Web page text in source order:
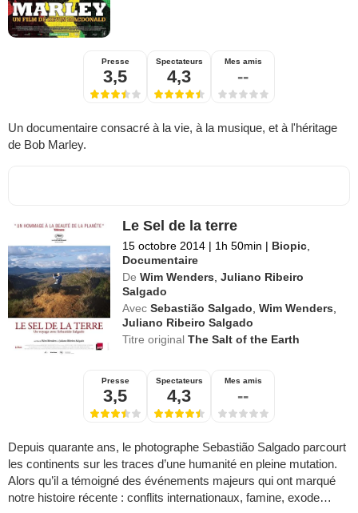
Presse
3,5
Spectateurs
4,3
Mes amis
--
Un documentaire consacré à la vie, à la musique, et à l'héritage
de Bob Marley.
Le Sel de la terre
15 octobre 2014 | 1h 50min | Biopic
Documentaire
De Wim Wenders ,Juliano Ribeiro
Salgado
Avec Sebastião Salgado ,Wim Wenders
Juliano Ribeiro Salgado
Titre originalThe Salt of the Earth
Presse
3,5
Spectateurs
4,3
Mes amis
--
Depuis quarante ans, le photographe Sebastião Salgado parcourt
les continents sur les traces d’une humanité en pleine mutation.
Alors qu’il a témoigné des événements majeurs qui ont marqué
notre histoire récente : conflits internationaux, famine, exode…